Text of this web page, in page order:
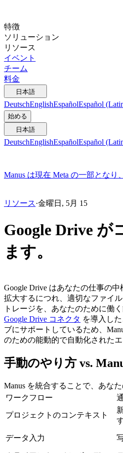
特徴
ソリューション
リソース
イベント
チーム
料金
日本語
DeutschEnglishEspañolEspañol
始める
日本語
DeutschEnglishEspañolEspañol
Manus は現在 Meta の一部とな
リソース·金曜日, 5月 15
Google Drive
ます。
Google Drive はあなたの仕事の
拡大するにつれ、適切なファイ
トレージを、あなたのために働
Google Drive コネクタ を導入し
ブにサポートしているため、
のための能動的で自動化された
手動のやり方 vs.
Manus を統合することで、あな
ワークフロー
プロジェクトのコンテキスト
データ入力